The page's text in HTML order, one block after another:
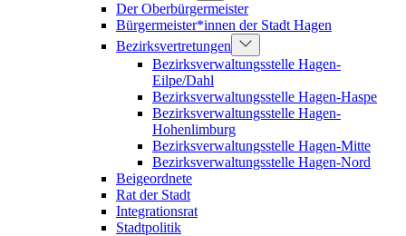
Der Oberbürgermeister
Bürgermeister*innen der Stadt Hagen
Bezirksvertretungen
Bezirksverwaltungsstelle Hagen-
Eilpe/Dahl
Bezirksverwaltungsstelle Hagen-Haspe
Bezirksverwaltungsstelle Hagen-
Hohenlimburg
Bezirksverwaltungsstelle Hagen-Mitte
Bezirksverwaltungsstelle Hagen-Nord
Beigeordnete
Rat der Stadt
Integrationsrat
Stadtpolitik